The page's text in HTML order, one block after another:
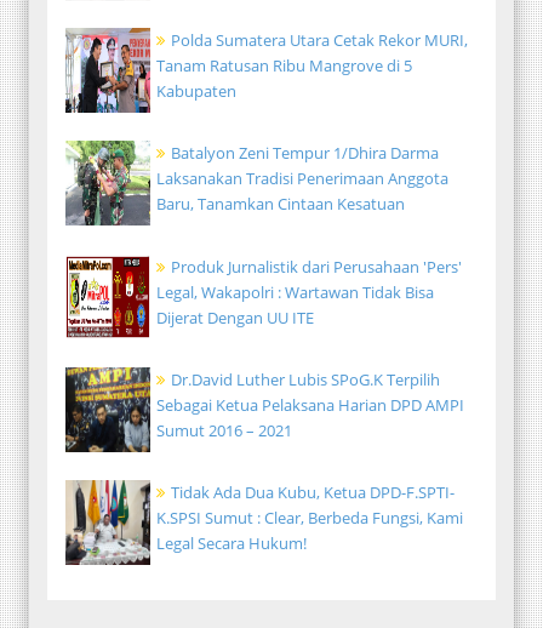
Polda Sumatera Utara Cetak Rekor MURI,
Tanam Ratusan Ribu Mangrove di 5
Kabupaten
Batalyon Zeni Tempur 1/Dhira Darma
Laksanakan Tradisi Penerimaan Anggota
Baru, Tanamkan Cintaan Kesatuan
Produk Jurnalistik dari Perusahaan 'Pers'
Legal, Wakapolri : Wartawan Tidak Bisa
Dijerat Dengan UU ITE
Dr.David Luther Lubis SPoG.K Terpilih
Sebagai Ketua Pelaksana Harian DPD AMPI
Sumut 2016 – 2021
Tidak Ada Dua Kubu, Ketua DPD-F.SPTI-
K.SPSI Sumut : Clear, Berbeda Fungsi, Kami
Legal Secara Hukum!